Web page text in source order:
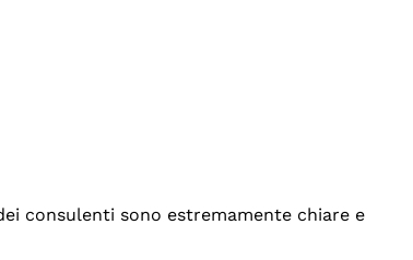
consulenti sono estremamente chiare e